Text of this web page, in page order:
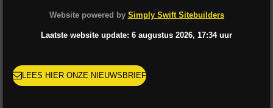
b
k
a
a
o
e
r
s
u
b
e
s
A
p
p
Website powered by Simply Swift Sitebuilders
Laatste website update: 6 augustus 2026, 17:34 uur
LEES HIER ONZE NIEUWSBRIEF